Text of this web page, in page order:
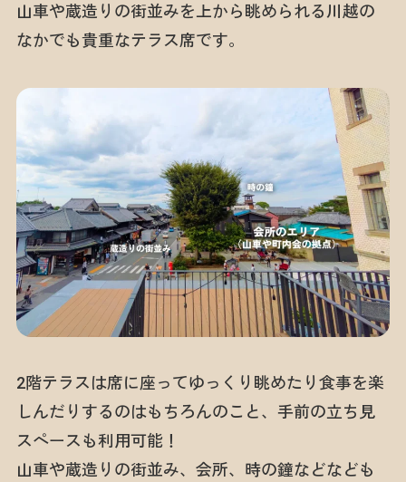
山車や蔵造りの街並みを上から眺められる川越の
なかでも貴重なテラス席です。
2階テラスは席に座ってゆっくり眺めたり食事を楽
しんだりするのはもちろんのこと、手前の立ち見
スペースも利用可能！
山車や蔵造りの街並み、会所、時の鐘などなども